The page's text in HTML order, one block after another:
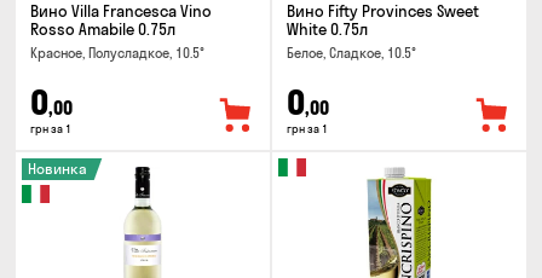
Вино Villa Francesca Vino
Rosso Amabile 0.75л
Красное, Полусладкое, 10.5°
0,00
грн за 1
Вино Fifty Provinces Sweet
White 0.75л
Белое, Сладкое, 10.5°
0,00
грн за 1
Новинка